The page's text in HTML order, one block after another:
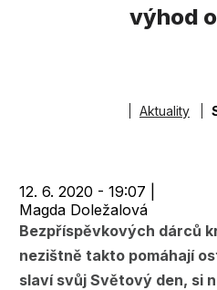
výhod
DrobečkováAktuality
12. 6. 2020 - 19:07
Magda Doležalová
Bezpříspěvkových dárců
nezištně takto pomáhají
slaví svůj Světový den, si